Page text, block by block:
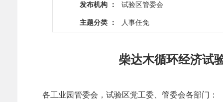
发布机构 ： 试验区管委会
主题分类 ： 人事任免
柴达木循环经济试
各工业园管委会，试验区党工委、管委会各部门：